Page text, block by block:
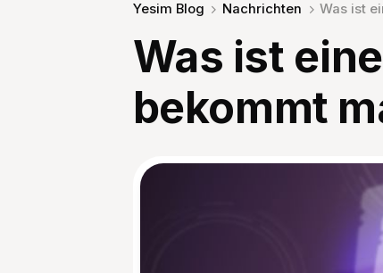
Yesim Blog Nachrichten Was ist
Was ist
bekommt